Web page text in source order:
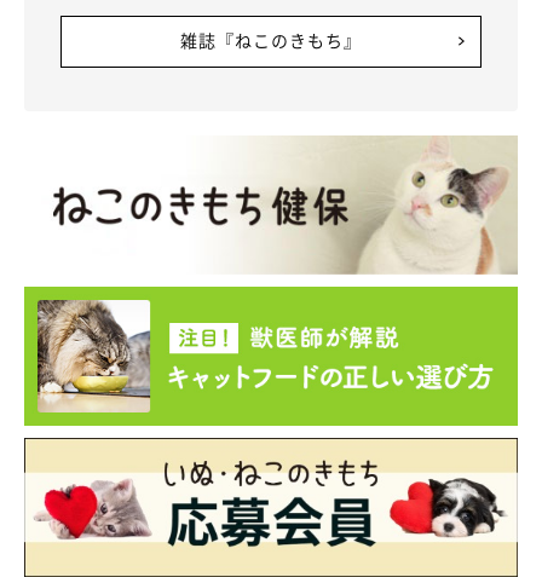
雑誌『ねこのきもち』